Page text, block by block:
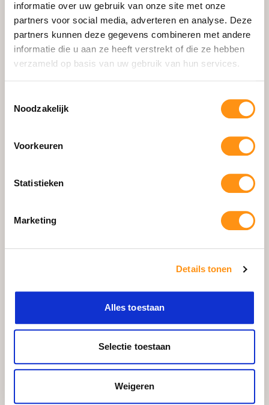
informatie over uw gebruik van onze site met onze
partners voor social media, adverteren en analyse. Deze
partners kunnen deze gegevens combineren met andere
informatie die u aan ze heeft verstrekt of die ze hebben
verzameld op basis van uw gebruik van hun services.
Noodzakelijk
Voorkeuren
Statistieken
Marketing
Details tonen
Alles toestaan
Selectie toestaan
Weigeren
Zipscreens
Aluminium Zijwanden
Accessoires
Losse Onderdelen
Waarom HOWQ
Montage Handleiding
Bekijk in uw Tuin
Steden in de buurt
Deventer
Meppel